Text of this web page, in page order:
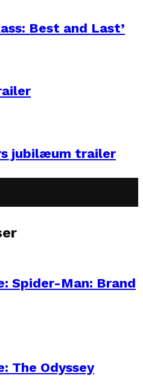
Best and Last’
jubilæum trailer
Spider-Man: Brand
The Odyssey